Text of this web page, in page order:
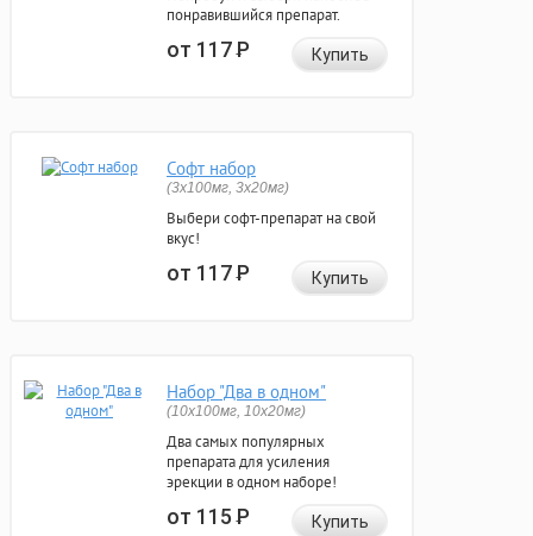
понравившийся препарат.
от 117Р Купить
Софт набор
(3x100мг, 3x20мг)
Выбери софт-препарат на свой
вкус!
от 117Р Купить
Набор "Два в одном"
(10x100мг, 10x20мг)
Два самых популярных
препарата для усиления
эрекции в одном наборе!
от 115Р Купить